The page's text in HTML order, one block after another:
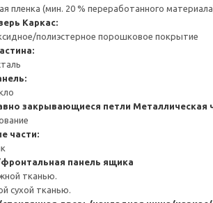
пленка (мин. 20 % переработанного
Каркас:
полиэстерное порошковое покрытие
закрывающиеся петли Металлическая
части:
панель ящика
тканью.
сухой тканью.